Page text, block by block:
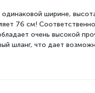
одинаковой ширине,
76 см!
очень высокой
шланг, что дает